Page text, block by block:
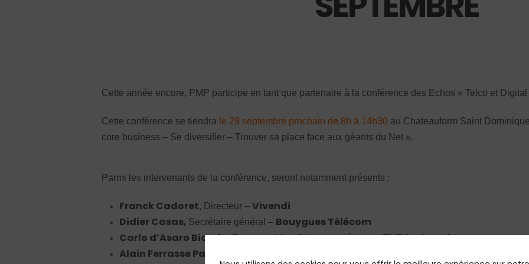
Cette année encore, PMP participe en tant que partenaire à la conférence des Echos « Telco et Digital
Cette conférence se tiendra le 29 septembre prochain de 8h à 14h30 au Chateauform Saint
core business – Se diversifier – Trouver sa place face aux géants du Net ».
Parmi les intervenants de la conférence, seront notamment présents :
Franck Cadoret, Directeur – Vivendi
Didier Casas, Secrétaire général – Bouygues Télécom
Carlo d’Asaro Biondo, Responsable relations stratégiques EMEA –Google
Alain Ferrasse Pale